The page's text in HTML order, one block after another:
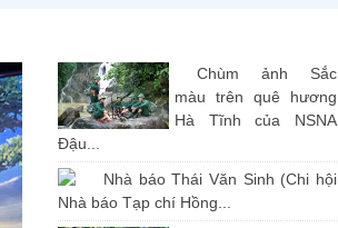
Chùm ảnh Sắc
màu trên quê hương
Hà Tĩnh của NSNA
Đậu...
Nhà báo Thái Văn Sinh (Chi hội
Nhà báo Tạp chí Hồng...